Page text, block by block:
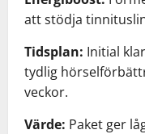
att stödja
Tidsplan: Initial
tydlig
veckor.
Värde: Paket ger